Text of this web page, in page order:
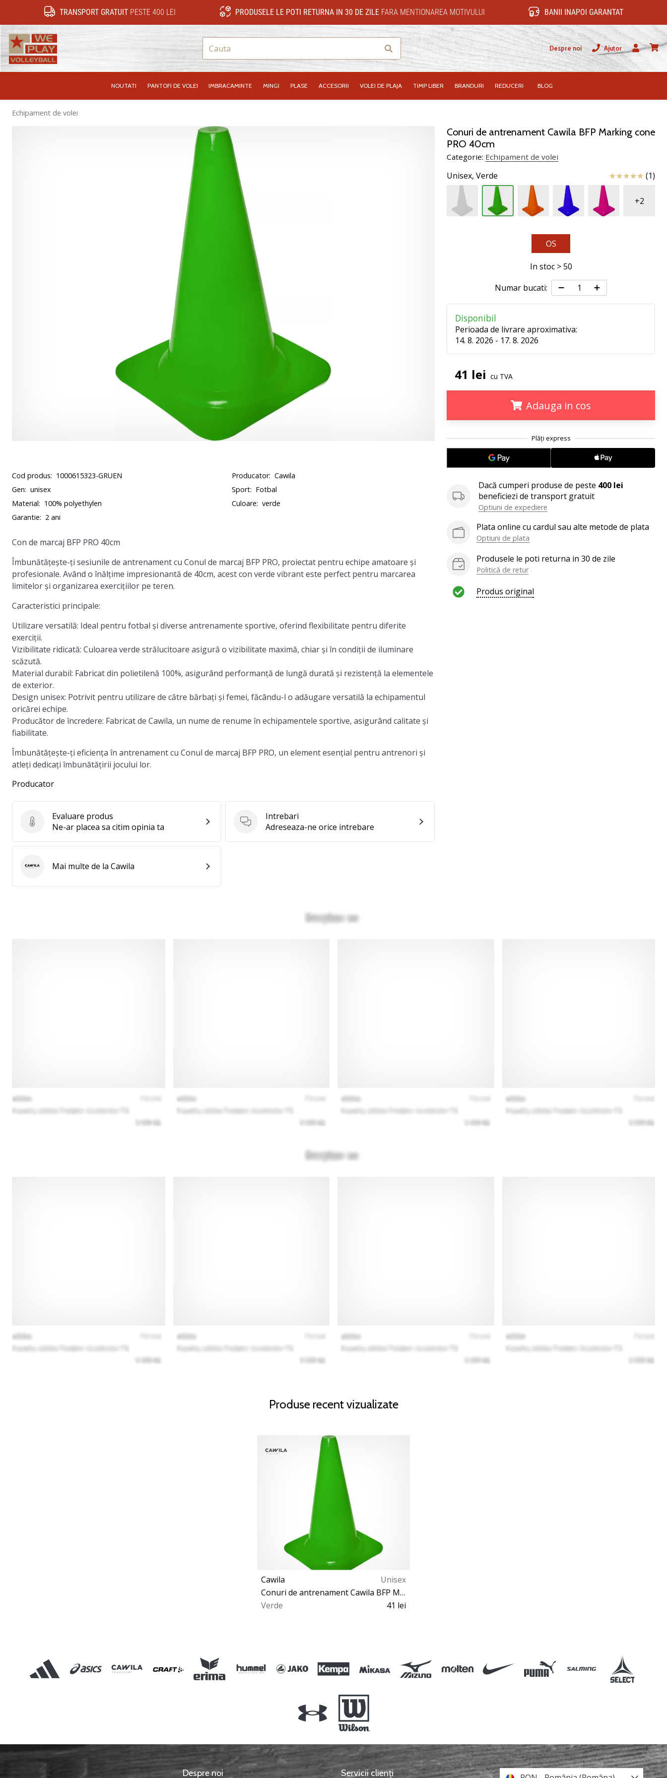
TRANSPORT GRATUITPESTE 400 LEI PRODUSELE LE POTI RETURNA IN 30 DE ZILEFARA MENTIONAREA MOTIVULUI BANII INAPOI GARANTAT
Cauta Despre noi
Ajutor
Utilizator
NOUTATI PANTOFI DE VOLEI IMBRACAMINTE MINGI PLASE ACCESORII VOLEI DE PLAJA TIMP LIBER BRANDURI REDUCERI BLOG
Echipament de volei
Conuri de antrenament Cawila BFP Marking cone
PRO 40cm
Categorie: Echipament de volei
Unisex, Verde Review (1)
+2
OS
In stoc > 50
Numar bucati:
Disponibil
Perioada de livrare aproximativa:
14. 8. 2026 - 17. 8. 2026
41 lei cu TVA
Adauga in cos
Dacă cumperi produse de peste 400 lei
beneficiezi de transport gratuit
Optiuni de expediere
Plata online cu cardul sau alte metode de plata
Optiuni de plata
Produsele le poti returna in 30 de zile
Politică de retur
Produs original
Cod produs: 1000615323-GRUEN Producator: Cawila
Gen: unisex Sport: Fotbal
Material: 100% polyethylen Culoare: verde
Garantie: 2 ani
Con de marcaj BFP PRO 40cm
Îmbunătățește-ți sesiunile de antrenament cu Conul de marcaj BFP PRO, proiectat pentru echipe amatoare și
profesionale. Având o înălțime impresionantă de 40cm, acest con verde vibrant este perfect pentru marcarea
limitelor și organizarea exercițiilor pe teren.
Caracteristici principale:
Utilizare versatilă: Ideal pentru fotbal și diverse antrenamente sportive, oferind flexibilitate pentru diferite
exerciții.
Vizibilitate ridicată: Culoarea verde strălucitoare asigură o vizibilitate maximă, chiar și în condiții de iluminare
scăzută.
Material durabil: Fabricat din polietilenă 100%, asigurând performanță de lungă durată și rezistență la elementele
de exterior.
Design unisex: Potrivit pentru utilizare de către bărbați și femei, făcându-l o adăugare versatilă la echipamentul
oricărei echipe.
Producător de încredere: Fabricat de Cawila, un nume de renume în echipamentele sportive, asigurând calitate și
fiabilitate.
Îmbunătățește-ți eficiența în antrenament cu Conul de marcaj BFP PRO, un element esențial pentru antrenori și
atleți dedicați îmbunătățirii jocului lor.
Producator
Evaluare produs
Evaluare produs
Ne-ar placea sa citim opinia ta
Intrebari
Intrebari
Adreseaza-ne orice intrebare
CawilaMai multe de la Cawila
Produse recent vizualizate
Cawila
Unisex
Conuri de antrenament Cawila BFP Marking cone PRO 40cm
Verde
41 lei
Despre noi Servicii clienți